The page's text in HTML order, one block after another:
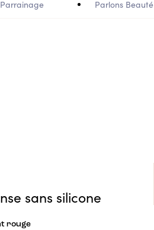
Parrainage Parlons Beauté
sans silicone
rouge